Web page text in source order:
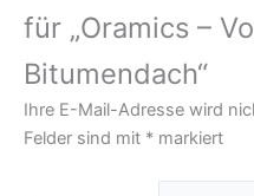
für „Oramics –
Bitumendach“
Ihre E-Mail-Adresse wird
Felder sind mit * markiert